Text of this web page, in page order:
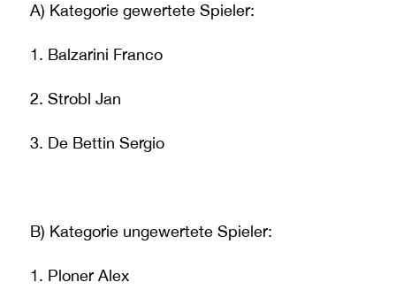
A) Kategorie gewertete Spieler:
1. Balzarini Franco
2. Strobl Jan
3. De Bettin Sergio
B) Kategorie ungewertete Spieler:
1. Ploner Alex